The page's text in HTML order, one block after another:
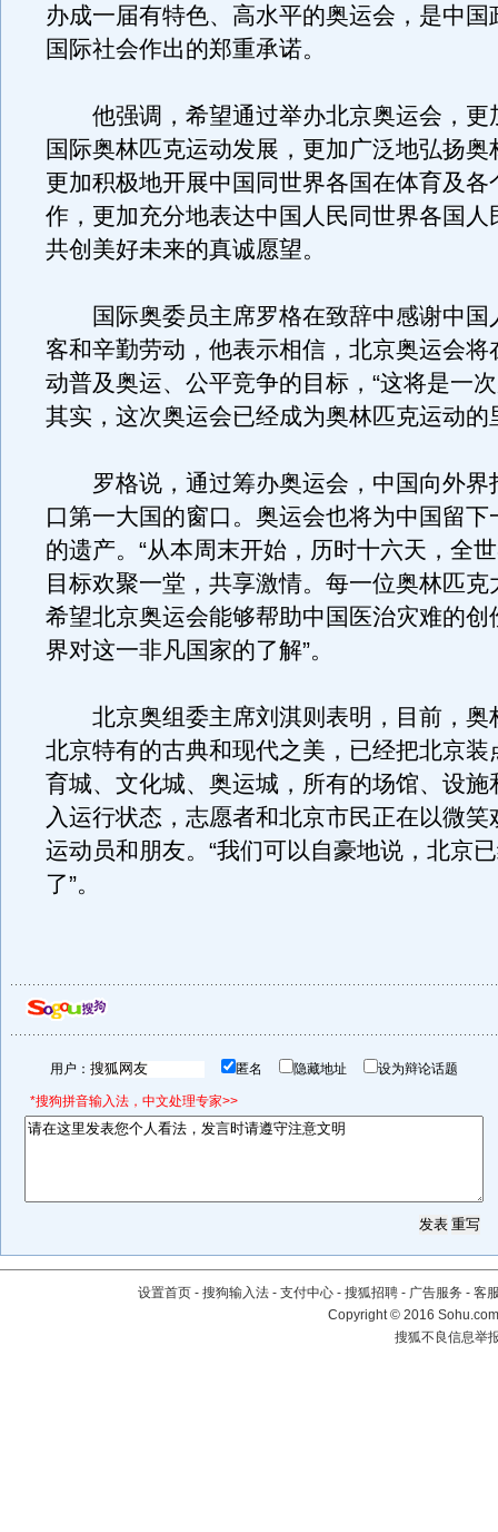
办成一届有特色、高水平的奥运会，是中国
国际社会作出的郑重承诺。
他强调，希望通过举办北京奥运会，更
国际奥林匹克运动发展，更加广泛地弘扬奥
更加积极地开展中国同世界各国在体育及各
作，更加充分地表达中国人民同世界各国人
共创美好未来的真诚愿望。
国际奥委员主席罗格在致辞中感谢中国
客和辛勤劳动，他表示相信，北京奥运会将
动普及奥运、公平竞争的目标，“这将是一
其实，这次奥运会已经成为奥林匹克运动的
罗格说，通过筹办奥运会，中国向外界
口第一大国的窗口。奥运会也将为中国留下
的遗产。“从本周末开始，历时十六天，全
目标欢聚一堂，共享激情。每一位奥林匹克
希望北京奥运会能够帮助中国医治灾难的创
界对这一非凡国家的了解”。
北京奥组委主席刘淇则表明，目前，奥
北京特有的古典和现代之美，已经把北京装
育城、文化城、奥运城，所有的场馆、设施
入运行状态，志愿者和北京市民正在以微笑
运动员和朋友。“我们可以自豪地说，北京
了”。
用户： 匿名 隐藏地址 设为辩论话题
*搜狗拼音输入法，中文处理专家>>
设置首页 - 搜狗输入法 - 支付中心 - 搜狐招聘 - 广告服务 - 客
Copyright©2016
搜狐不良信息举